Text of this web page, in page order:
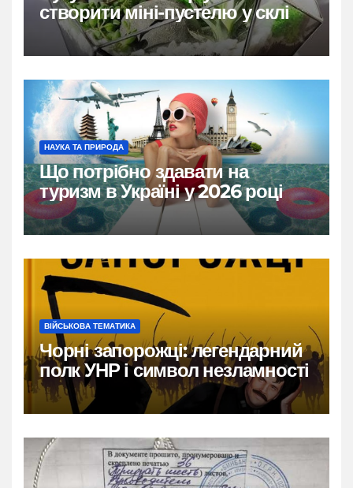
створити міні-пустелю у склі
НАУКА ТА ПРИРОДА
Що потрібно здавати на
туризм в Україні у 2026 році
ВІЙСЬКОВА ТЕМАТИКА
Чорні запорожці: легендарний
полк УНР і символ незламності